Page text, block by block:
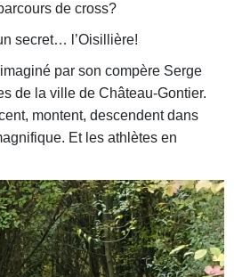
de cross?
secret… l’Oisillière!
par son compère Serge
de la ville de Château-Gontier.
montent, descendent dans
Et les athlètes en